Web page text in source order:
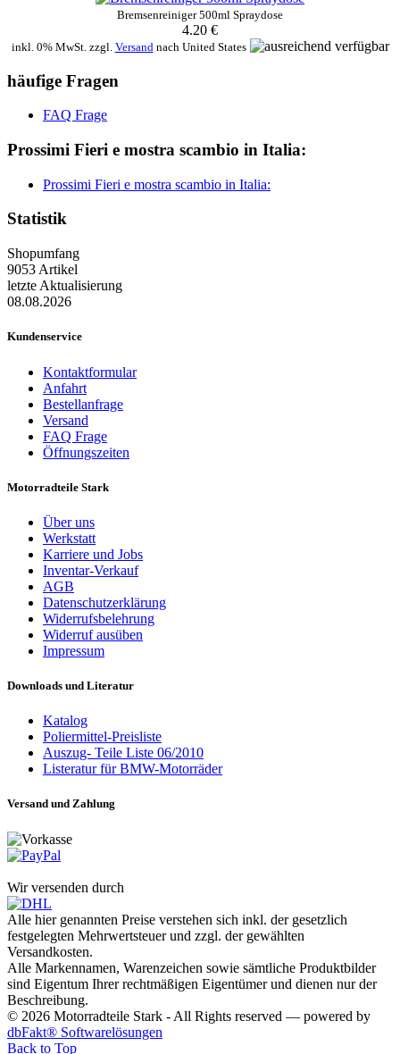
Bremsenreiniger 500ml Spraydose
4.20 €
inkl. 0% MwSt. zzgl. Versand nach United States
häufige Fragen
FAQ Frage
Prossimi Fieri e mostra scambio in Italia:
Prossimi Fieri e mostra scambio in Italia:
Statistik
Shopumfang
9053 Artikel
letzte Aktualisierung
08.08.2026
Kundenservice
Kontaktformular
Anfahrt
Bestellanfrage
Versand
FAQ Frage
Öffnungszeiten
Motorradteile Stark
Über uns
Werkstatt
Karriere und Jobs
Inventar-Verkauf
AGB
Datenschutzerklärung
Widerrufsbelehrung
Widerruf ausüben
Impressum
Downloads und Literatur
Katalog
Poliermittel-Preisliste
Auszug- Teile Liste 06/2010
Listeratur für BMW-Motorräder
Versand und Zahlung
Wir versenden durch
Alle hier genannten Preise verstehen sich inkl. der gesetzlich
festgelegten Mehrwertsteuer und zzgl. der gewählten
Versandkosten.
Alle Markennamen, Warenzeichen sowie sämtliche Produktbilder
sind Eigentum Ihrer rechtmäßigen Eigentümer und dienen nur der
Beschreibung.
© 2026 Motorradteile Stark - All Rights reserved — powered by
dbFakt® Softwarelösungen
Back to Top